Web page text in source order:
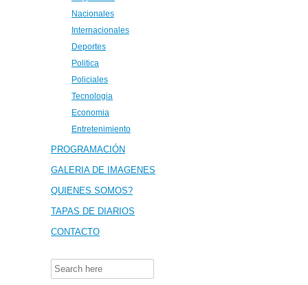
Nacionales
Internacionales
Deportes
Politica
Policiales
Tecnologia
Economia
Entretenimiento
PROGRAMACIÓN
GALERIA DE IMAGENES
QUIENES SOMOS?
TAPAS DE DIARIOS
CONTACTO
Search
for: